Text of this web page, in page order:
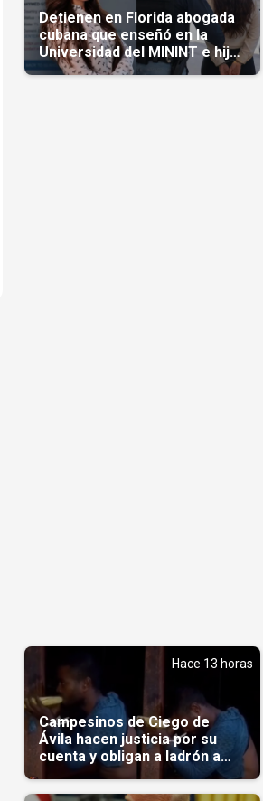
Detienen en Florida abogada
cubana que enseñó en la
Universidad del MININT e hija
de diplomático cubano
Hace 13 horas
Campesinos de Ciego de
Ávila hacen justicia por su
cuenta y obligan a ladrón a
comerse el maíz robado
(Video)